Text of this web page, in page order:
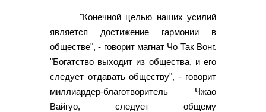
"Конечной целью наших усилий
является достижение гармонии в
обществе", - говорит магнат Чо Так Вонг.
"Богатство выходит из общества, и его
следует отдавать обществу", - говорит
миллиардер-благотворитель Чжао
Вайгуо, следует общему